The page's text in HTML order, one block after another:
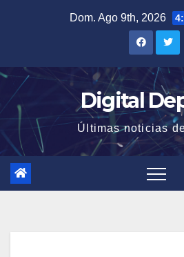
Dom. Ago 9th, 2026
Digital
Últimas noticias